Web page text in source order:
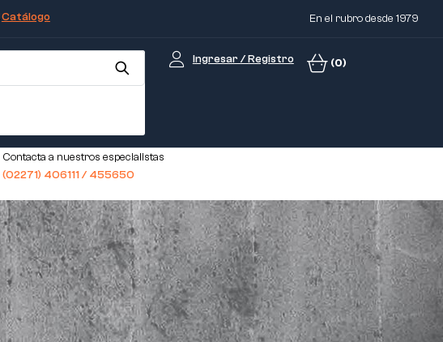
Catálogo En el rubro desde 1979
Ingresar / Registro (0)
Contacta a nuestros especialistas
(02271) 406111 / 455650